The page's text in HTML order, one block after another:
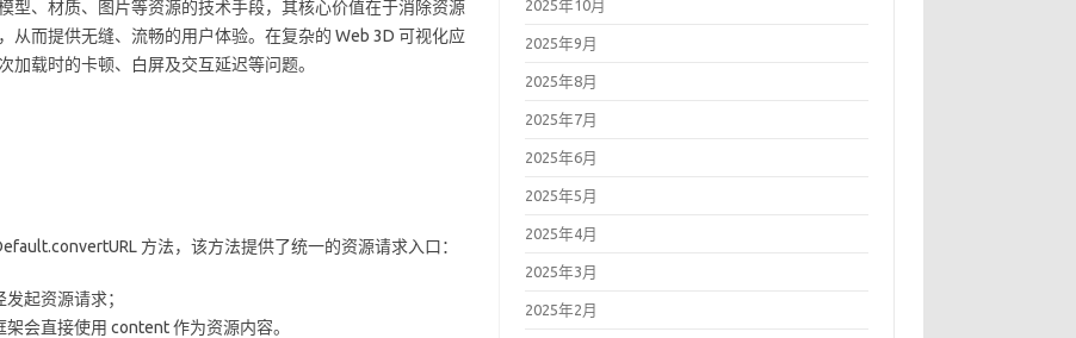
型、材质、图片等资源的技术手段，其核心价值在于消除资源
从而提供无缝、流畅的用户体验。在复杂的 Web 3D 可视化应
载时的卡顿、白屏及交互延迟等问题。
方法，该方法提供了统一的资源请求入口：
起资源请求；
会直接使用 content 作为资源内容。
2025年10月
2025年9月
2025年8月
2025年7月
2025年6月
2025年5月
2025年4月
2025年3月
2025年2月